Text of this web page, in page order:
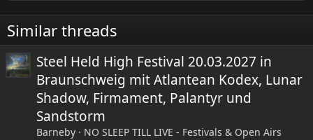
n
e
n
:
Similar threads
Steel Held High Festival 20.03.2027 in
Braunschweig mit Atlantean Kodex, Lunar
Shadow, Firmament, Palantyr und
Sandstorm
Barneby
NO SLEEP TILL LIVE - Festivals & Open Airs